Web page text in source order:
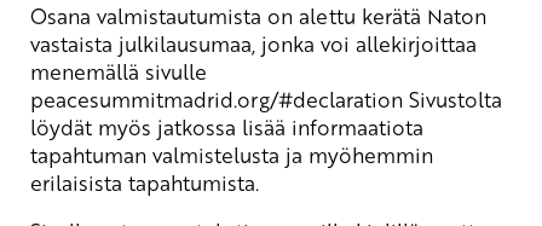
Osana valmistautumista on alettu kerätä Naton
vastaista julkilausumaa, jonka voi allekirjoittaa
menemällä sivulle
peacesummitmadrid.org/#declaration Sivustolta
löydät myös jatkossa lisää informaatiota
tapahtuman valmistelusta ja myöhemmin
erilaisista tapahtumista.